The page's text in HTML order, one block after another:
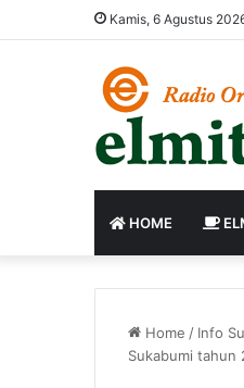
Kamis, 6 Agustus
HOME
Home / Info
Sukabumi tahun